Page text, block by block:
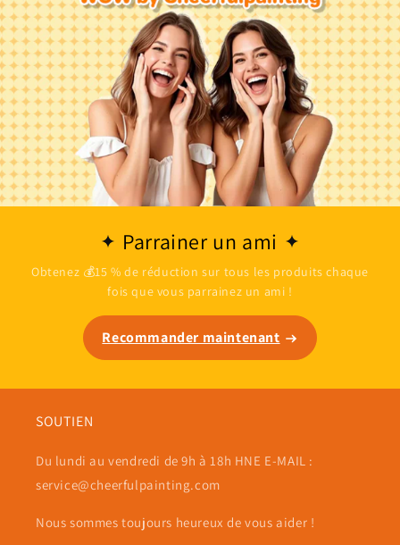
Parrainer un ami
Obtenez 💰15 % de réduction sur tous les produits chaque
fois que vous parrainez un ami !
Recommander maintenant
SOUTIEN
Du lundi au vendredi de 9h à 18h HNE E-MAIL :
service@cheerfulpainting.com
Nous sommes toujours heureux de vous aider !